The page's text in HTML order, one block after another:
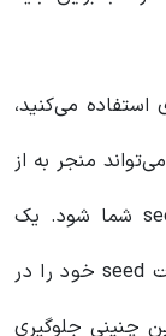
استفاده می‌کنید،
منجر به از
دست دادن کلیدهای خصوصی یا عبارت seed شما شود. یک
نسخه پشتیبان از کلیدهای خصوصی یا عبارت seed خود را در
چنینی جلوگیری